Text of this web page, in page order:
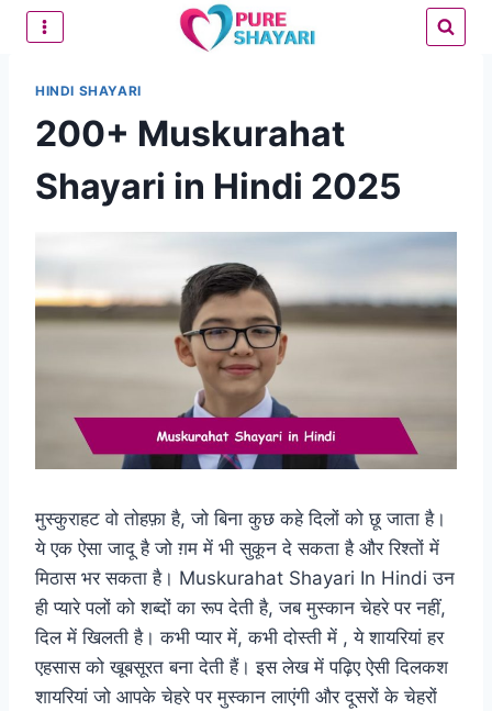
Skip
HINDI SHAYARI
200+ Muskurahat
Shayari in Hindi 2025
मुस्कुराहट वो तोहफ़ा है, जो बिना कुछ कहे दिलों को छू जाता है।
ये एक ऐसा जादू है जो ग़म में भी सुकून दे सकता है और रिश्तों में
मिठास भर सकता है। Muskurahat Shayari In Hindi उन
ही प्यारे पलों को शब्दों का रूप देती है, जब मुस्कान चेहरे पर नहीं,
दिल में खिलती है। कभी प्यार में, कभी दोस्ती में , ये शायरियां हर
एहसास को खूबसूरत बना देती हैं। इस लेख में पढ़िए ऐसी दिलकश
शायरियां जो आपके चेहरे पर मुस्कान लाएंगी और दूसरों के चेहरों